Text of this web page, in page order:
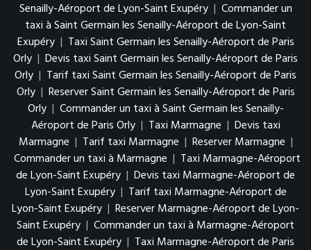
Senailly-Aéroport de Lyon-Saint Exupéry | Commander un
taxi à Saint Germain les Senailly-Aéroport de Lyon-Saint
Exupéry | Taxi Saint Germain les Senailly-Aéroport de Paris
Orly | Devis taxi Saint Germain les Senailly-Aéroport de Paris
Orly | Tarif taxi Saint Germain les Senailly-Aéroport de Paris
Orly | Reserver Saint Germain les Senailly-Aéroport de Paris
Orly | Commander un taxi à Saint Germain les Senailly-
Aéroport de Paris Orly | Taxi Marmagne | Devis taxi
Marmagne | Tarif taxi Marmagne | Reserver Marmagne |
Commander un taxi à Marmagne | Taxi Marmagne-Aéroport
de Lyon-Saint Exupéry | Devis taxi Marmagne-Aéroport de
Lyon-Saint Exupéry | Tarif taxi Marmagne-Aéroport de
Lyon-Saint Exupéry | Reserver Marmagne-Aéroport de Lyon-
Saint Exupéry | Commander un taxi à Marmagne-Aéroport
de Lyon-Saint Exupéry | Taxi Marmagne-Aéroport de Paris